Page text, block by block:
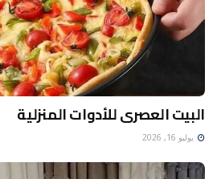
البيت العصرى للأدوات المنزلية
يوليو 16, 2026